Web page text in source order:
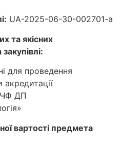
: UA-2025-06-30-002701-a
та якісних
для проведення
ЧФ ДП
вартості предмета